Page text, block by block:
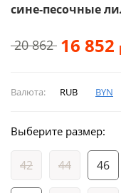
сине-песочные
20 862 16 852
Валюта: RUB BYN
Выберите размер:
42 44 46